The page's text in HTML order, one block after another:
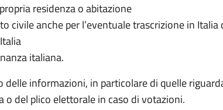
residenza o abitazione
civile anche per l’eventuale trascrizione in
italiana.
delle informazioni, in particolare di quelle
o del plico elettorale in caso di votazioni.